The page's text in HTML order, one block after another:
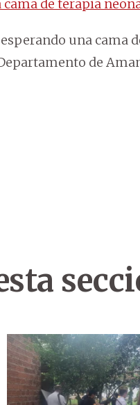
cama de terapia
una cama
de